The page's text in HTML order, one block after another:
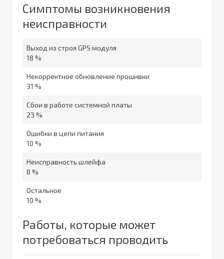
Симптомы возникновения
неисправности
Выход из строя GPS модуля
18 %
Некорректное обновление прошивки
31 %
Сбои в работе системной платы
23 %
Ошибки в цепи питания
10 %
Неисправность шлейфа
8 %
Остальное
10 %
Работы, которые может
потребоваться проводить